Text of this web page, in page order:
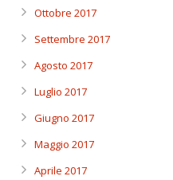
Ottobre 2017
Settembre 2017
Agosto 2017
Luglio 2017
Giugno 2017
Maggio 2017
Aprile 2017